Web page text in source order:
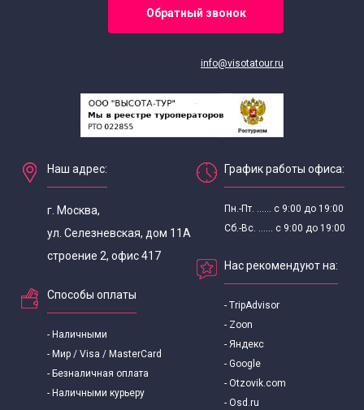
Обратный звонок
info@visotatour.ru
Наш адрес:
г. Москва,
ул. Селезневская, дом 11А
строение 2, офис 417
Способы оплаты
- Наличными
- Мир / Visa / MasterCard
- Безналичная оплата
- Наличными курьеру
График работы офиса:
Пн.-Пт. ...... с 9:00 до 19:00
Сб.-Вс. ...... с 9:00 до 19:00
Нас рекомендуют на:
- TripAdvisor
- Zoon
- Яндекс
- Google
- Otzovik.com
- Osd.ru